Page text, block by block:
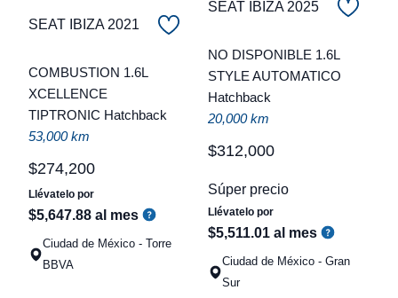
SEAT IBIZA 2021
COMBUSTION 1.6L
XCELLENCE
TIPTRONIC Hatchback
53,000 km
$274,200
Llévatelo por
$5,647.88 al mes
Ciudad de México - Torre
BBVA
SEAT IBIZA 2025
NO DISPONIBLE 1.6L
STYLE AUTOMATICO
Hatchback
20,000 km
$312,000
Súper precio
Llévatelo por
$5,511.01 al mes
Ciudad de México - Gran
Sur